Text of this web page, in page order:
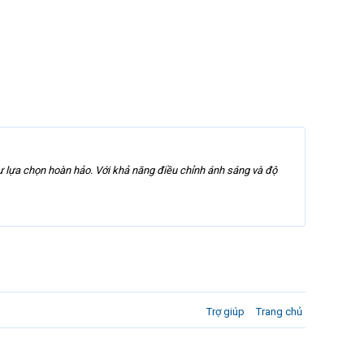
chọn hoàn hảo. Với khả năng điều chỉnh ánh sáng và độ
Trợ giúp Trang chủ